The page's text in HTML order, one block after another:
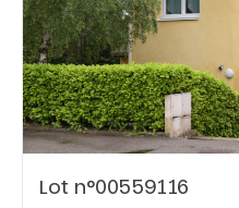
Lot n°00559116